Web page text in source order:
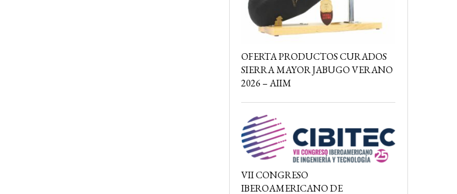
OFERTA PRODUCTOS CURADOS
SIERRA MAYOR JABUGO VERANO
2026 – AIIM
VII CONGRESO
IBEROAMERICANO DE